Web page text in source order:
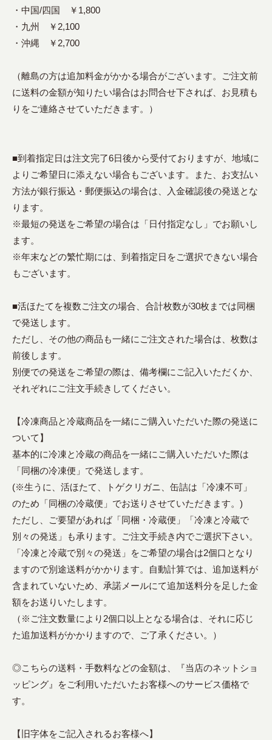
・中国/四国 ￥1,800
・九州 ￥2,100
・沖縄 ￥2,700
（離島の方は追加料金がかかる場合がございます。ご注文前
に送料の金額が知りたい場合はお問合せ下されば、お見積も
りをご連絡させていただきます。）
■到着指定日は注文完了6日後から受付ておりますが、地域に
よりご希望日に添えない場合もございます。また、お支払い
方法が銀行振込・郵便振込の場合は、入金確認後の発送とな
ります。
※最短の発送をご希望の場合は「日付指定なし」でお願いし
ます。
※年末などの繁忙期には、到着指定日をご選択できない場合
もございます。
■活ほたてを複数ご注文の場合、合計枚数が30枚までは同梱
で発送します。
ただし、その他の商品も一緒にご注文された場合は、枚数は
前後します。
別便での発送をご希望の際は、備考欄にご記入いただくか、
それぞれにご注文手続きしてください。
【冷凍商品と冷蔵商品を一緒にご購入いただいた際の発送に
ついて】
基本的に冷凍と冷蔵の商品を一緒にご購入いただいた際は
「同梱の冷凍便」で発送します。
(※生うに、活ほたて、トゲクリガニ、缶詰は「冷凍不可」
のため「同梱の冷蔵便」でお送りさせていただきます。)
ただし、ご要望があれば「同梱・冷蔵便」「冷凍と冷蔵で
別々の発送」も承ります。ご注文手続き内でご選択下さい。
「冷凍と冷蔵で別々の発送」をご希望の場合は2個口となり
ますので別途送料がかかります。自動計算では、追加送料が
含まれていないため、承諾メールにて追加送料分を足した金
額をお送りいたします。
（※ご注文数量により2個口以上となる場合は、それに応じ
た追加送料がかかりますので、ご了承ください。）
◎こちらの送料・手数料などの金額は、『当店のネットショ
ッピング』をご利用いただいたお客様へのサービス価格で
す。
【旧字体をご記入されるお客様へ】